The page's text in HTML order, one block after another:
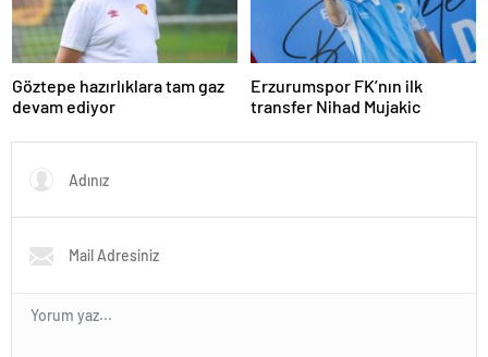
Göztepe hazırlıklara tam gaz
devam ediyor
Erzurumspor FK’nın ilk
transfer Nihad Mujakic